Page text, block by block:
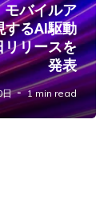
バイルア
するAI駆動
リースを
発表
日 1 min read